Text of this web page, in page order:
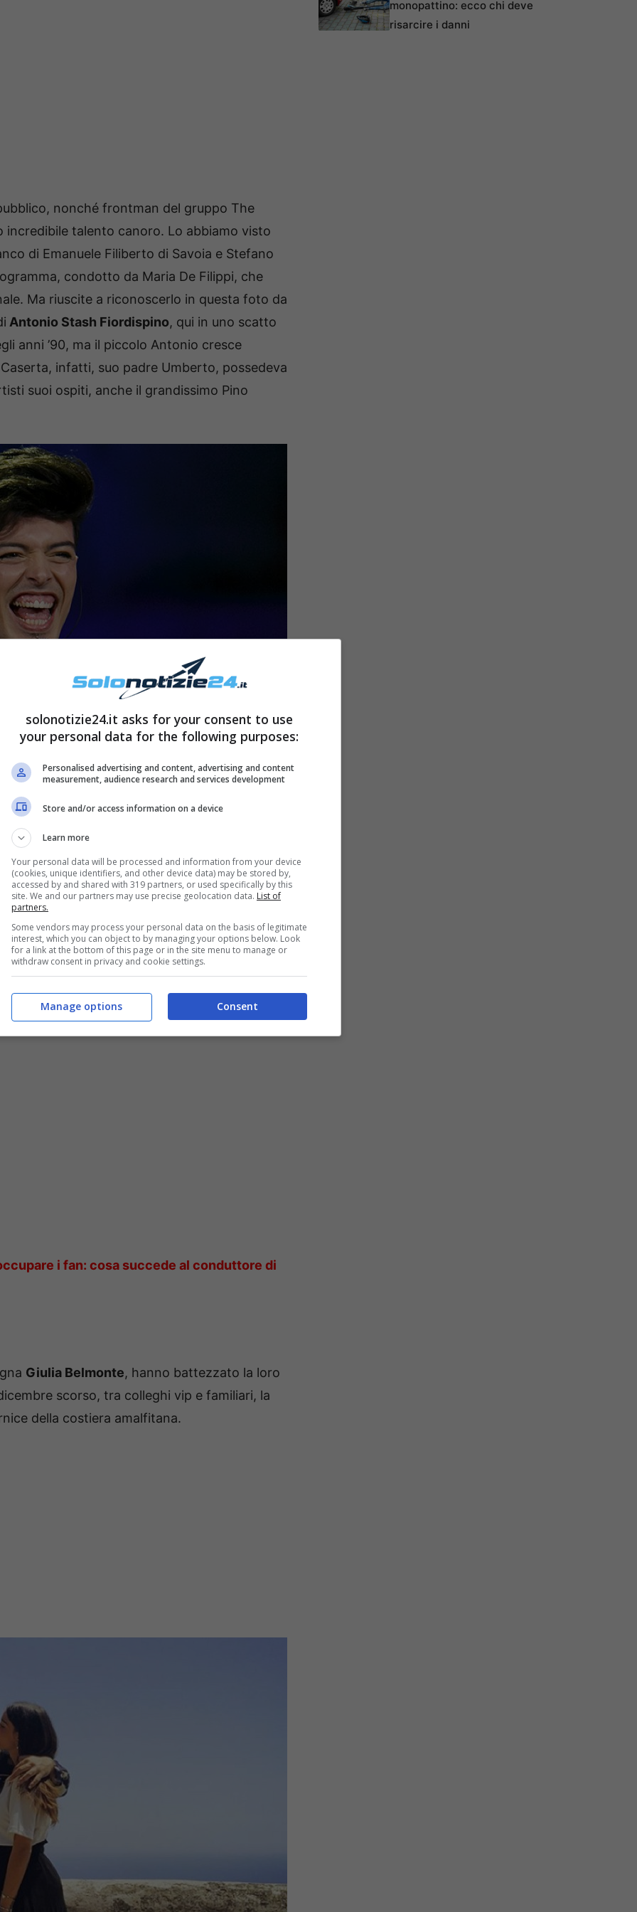
nonché frontman del gruppo The
incredibile talento canoro. Lo abbiamo visto
di Emanuele Filiberto di Savoia e Stefano
condotto da Maria De Filippi, che
Ma riuscite a riconoscerlo in questa foto da
Antonio Stash Fiordispino, qui in uno scatto
anni ’90, ma il piccolo Antonio cresce
infatti, suo padre Umberto, possedeva
suoi ospiti, anche il grandissimo Pino
un giorno un grande musicista, ma
Inizialmente si iscrive alla Facoltà di Pittura
In seguito si trasferisce a Londra dove
certo il suo grande sogno e impara a
le percussioni. Nel 2010 la grande svolta:
e l’amico Daniele Mona, fonda la sua band.
la 14esima edizione del talent diAmici,
è finita: l’ex tronista scrive una lunga
i fan: cosa succede al conduttore di
Giulia Belmonte, hanno battezzato la loro
scorso, tra colleghi vip e familiari, la
della costiera amalfitana.
monopattino: ecco chi deve
risarcire i danni
solonotizie24.it asks for your consent to use
your personal data for the following purposes:
Personalised advertising and content, advertising and content
measurement, audience research and services development
Store and/or access information on a device
Learn more
Your personal data will be processed and information from your device
(cookies, unique identifiers, and other device data) may be stored by,
accessed by and shared with 319 partners, or used specifically by this
site. We and our partners may use precise geolocation data. List of
partners.
Some vendors may process your personal data on the basis of legitimate
interest, which you can object to by managing your options below. Look
for a link at the bottom of this page or in the site menu to manage or
withdraw consent in privacy and cookie settings.
Consent
Manage options